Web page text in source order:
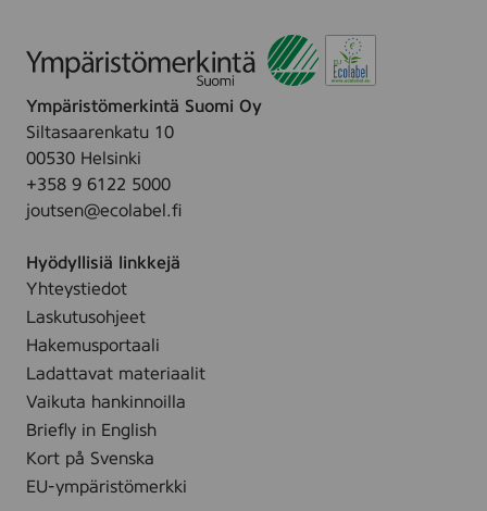
Ympäristömerkintä Suomi Oy
Siltasaarenkatu 10
00530 Helsinki
+358 9 6122 5000
joutsen@ecolabel.fi
Hyödyllisiä linkkejä
Yhteystiedot
Laskutusohjeet
Hakemusportaali
Ladattavat materiaalit
Vaikuta hankinnoilla
Briefly in English
Kort på Svenska
EU-ympäristömerkki